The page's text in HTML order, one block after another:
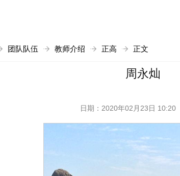
团队队伍 教师介绍 正高 正文
周永灿
日期： 2020年02月23日 10:20